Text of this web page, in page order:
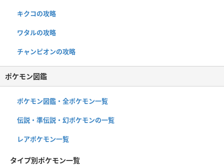
キクコの攻略
ワタルの攻略
チャンピオンの攻略
ポケモン図鑑
ポケモン図鑑・全ポケモン一覧
伝説・準伝説・幻ポケモンの一覧
レアポケモン一覧
タイプ別ポケモン一覧